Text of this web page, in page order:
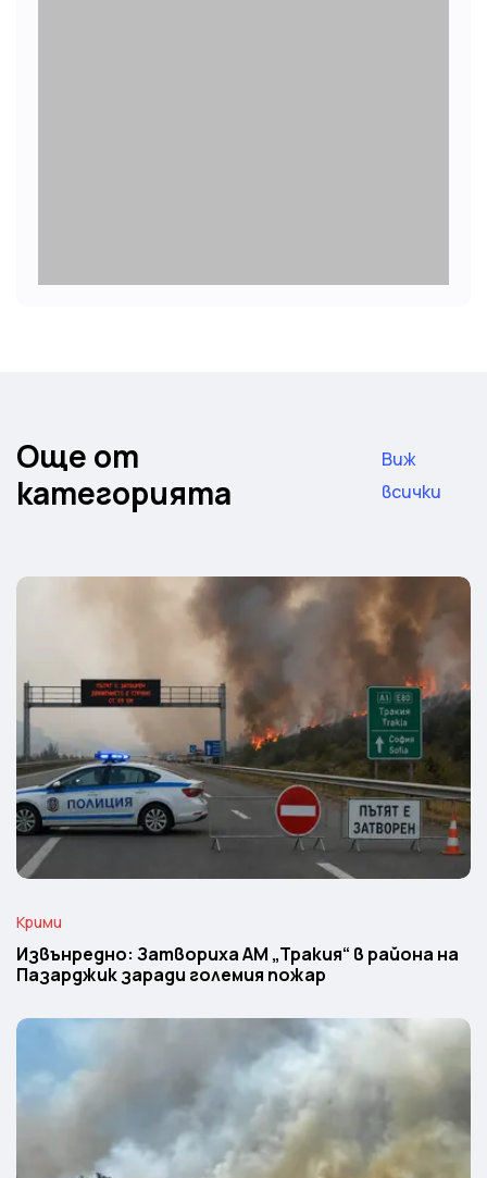
Още от
категорията
Виж
всички
Крими
Извънредно: Затвориха АМ „Тракия“ в района на
Пазарджик заради големия пожар